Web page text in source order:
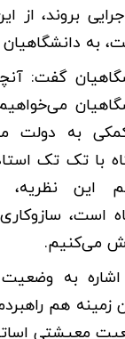
بروند، از
به دانشگاهیان
گفت:
به دولت
با تک تک
این نظریه،
است،
می‌کنیم.
اشاره به
زمینه هم
معیشتی